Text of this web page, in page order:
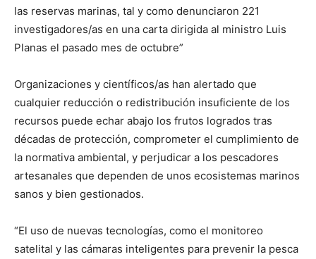
las reservas marinas, tal y como denunciaron 221
investigadores/as en una carta dirigida al ministro Luis
Planas el pasado mes de octubre”
Organizaciones y científicos/as han alertado que
cualquier reducción o redistribución insuficiente de los
recursos puede echar abajo los frutos logrados tras
décadas de protección, comprometer el cumplimiento de
la normativa ambiental, y perjudicar a los pescadores
artesanales que dependen de unos ecosistemas marinos
sanos y bien gestionados.
“El uso de nuevas tecnologías, como el monitoreo
satelital y las cámaras inteligentes para prevenir la pesca